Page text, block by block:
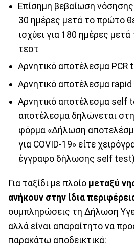
Επίσημη βεβαίωση νόσησης
30 ημέρες μετά το πρώτο
ισχύει για 180 ημέρες
τεστ
Αρνητικό αποτέλεσμα
Αρνητικό αποτέλεσμα
Αρνητικό αποτέλεσμα self
αποτέλεσμα δηλώνεται
φόρμα «Δήλωση
για COVID-19» είτε
έγγραφο δήλωσης self test)
Για ταξίδι με πλοίο μεταξύ
ανήκουν στην ίδια
συμπληρώσεις τη Δήλωση
αλλά είναι απαραίτητο να
παρακάτω αποδεικτικά: